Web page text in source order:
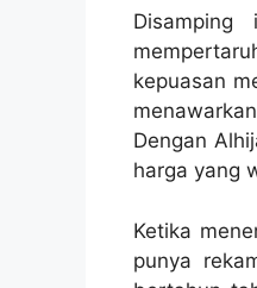
kepuasan
Dengan
harga yang
Ketika
punya